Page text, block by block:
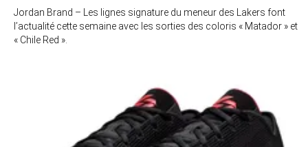
Jordan Brand – Les lignes signature du meneur des Lakers font
l’actualité cette semaine avec les sorties des coloris « Matador » et
« Chile Red ».